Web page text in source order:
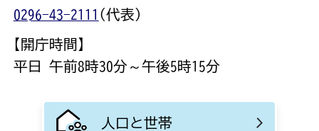
0296-43-2111 (代表)
【開庁時間】
平日 午前8時30分～午後5時15分
人口と世帯